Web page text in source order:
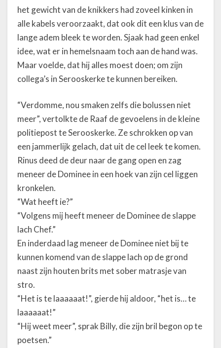
het gewicht van de knikkers had zoveel kinken in
alle kabels veroorzaakt, dat ook dit een klus van de
lange adem bleek te worden. Sjaak had geen enkel
idee, wat er in hemelsnaam toch aan de hand was.
Maar voelde, dat hij alles moest doen; om zijn
collega’s in Serooskerke te kunnen bereiken.
“Verdomme, nou smaken zelfs die bolussen niet
meer”, vertolkte de Raaf de gevoelens in de kleine
politiepost te Serooskerke. Ze schrokken op van
een jammerlijk gelach, dat uit de cel leek te komen.
Rinus deed de deur naar de gang open en zag
meneer de Dominee in een hoek van zijn cel liggen
kronkelen.
“Wat heeft ie?”
“Volgens mij heeft meneer de Dominee de slappe
lach Chef.”
En inderdaad lag meneer de Dominee niet bij te
kunnen komend van de slappe lach op de grond
naast zijn houten brits met sober matrasje van
stro.
“Het is te laaaaaat!”, gierde hij aldoor, “het is… te
laaaaaat!”
“Hij weet meer”, sprak Billy, die zijn bril begon op te
poetsen.”